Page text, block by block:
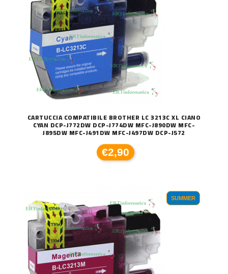
CARTUCCIA COMPATIBILE BROTHER LC 3213C XL CIANO
CYAN DCP-J772DW DCP-J774DW MFC-J890DW MFC-
J895DW MFC-J491DW MFC-J497DW DCP-J572
€2,90
SUMMER